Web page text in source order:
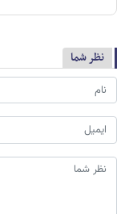
نظر شما